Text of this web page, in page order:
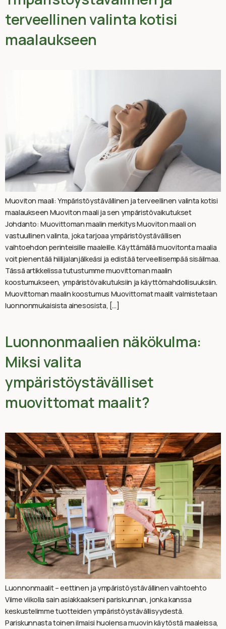
terveellinen valinta kotisi
maalaukseen
Muoviton maali: Ympäristöystävällinen ja terveellinen valinta kotisi
maalaukseen Muoviton maali ja sen ympäristövaikutukset
Johdanto: Muovittoman maalin merkitys Muoviton maali on
vastuullinen valinta, joka tarjoaa ympäristöystävällisen
vaihtoehdon perinteisille maaleille. Käyttämällä muovitonta maalia
voit pienentää hiilijalanjälkeäsi ja edistää terveellisempää sisäilmaa.
Tässä artikkelissa tutustumme muovittoman maalin
koostumukseen, ympäristövaikutuksiin ja käyttömahdollisuuksiin.
Muovittoman maalin koostumus Muovittomat maalit valmistetaan
luonnonmukaisista ainesosista, […]
Luonnonmaalien näkökulma:
Miksi valita
ympäristöystävälliset
muovittomat maalit?
Luonnonmaalit – eettinen ja ympäristöystävällinen vaihtoehto
Viime viikolla sain asiakkaakseni pariskunnan, jonka kanssa
keskustelimme tuotteiden ympäristöystävällisyydestä.
Pariskunnasta toinen ilmaisi huolensa muovin käytöstä maaleissa,